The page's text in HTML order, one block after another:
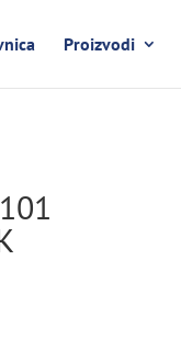
Proizvodi